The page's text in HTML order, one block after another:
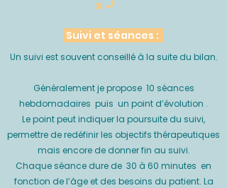
Suivi et séances :
Un suivi est souvent conseillé à la suite du bilan.
Généralement je propose 10 séances
hebdomadaires puis un point d’évolution .
Le point peut indiquer la poursuite du suivi,
permettre de redéfinir les objectifs thérapeutiques
mais encore de donner fin au suivi.
Chaque séance dure de 30 à 60 minutes en
fonction de l’âge et des besoins du patient. La